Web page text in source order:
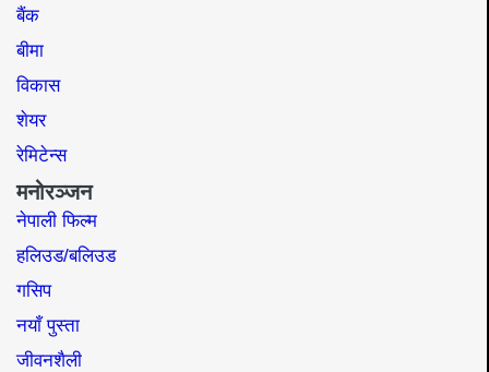
बैंक
बीमा
विकास
शेयर
रेमिटेन्स
मनोरञ्जन
नेपाली फिल्म
हलिउड/बलिउड
गसिप
नयाँ पुस्ता
जीवनशैली